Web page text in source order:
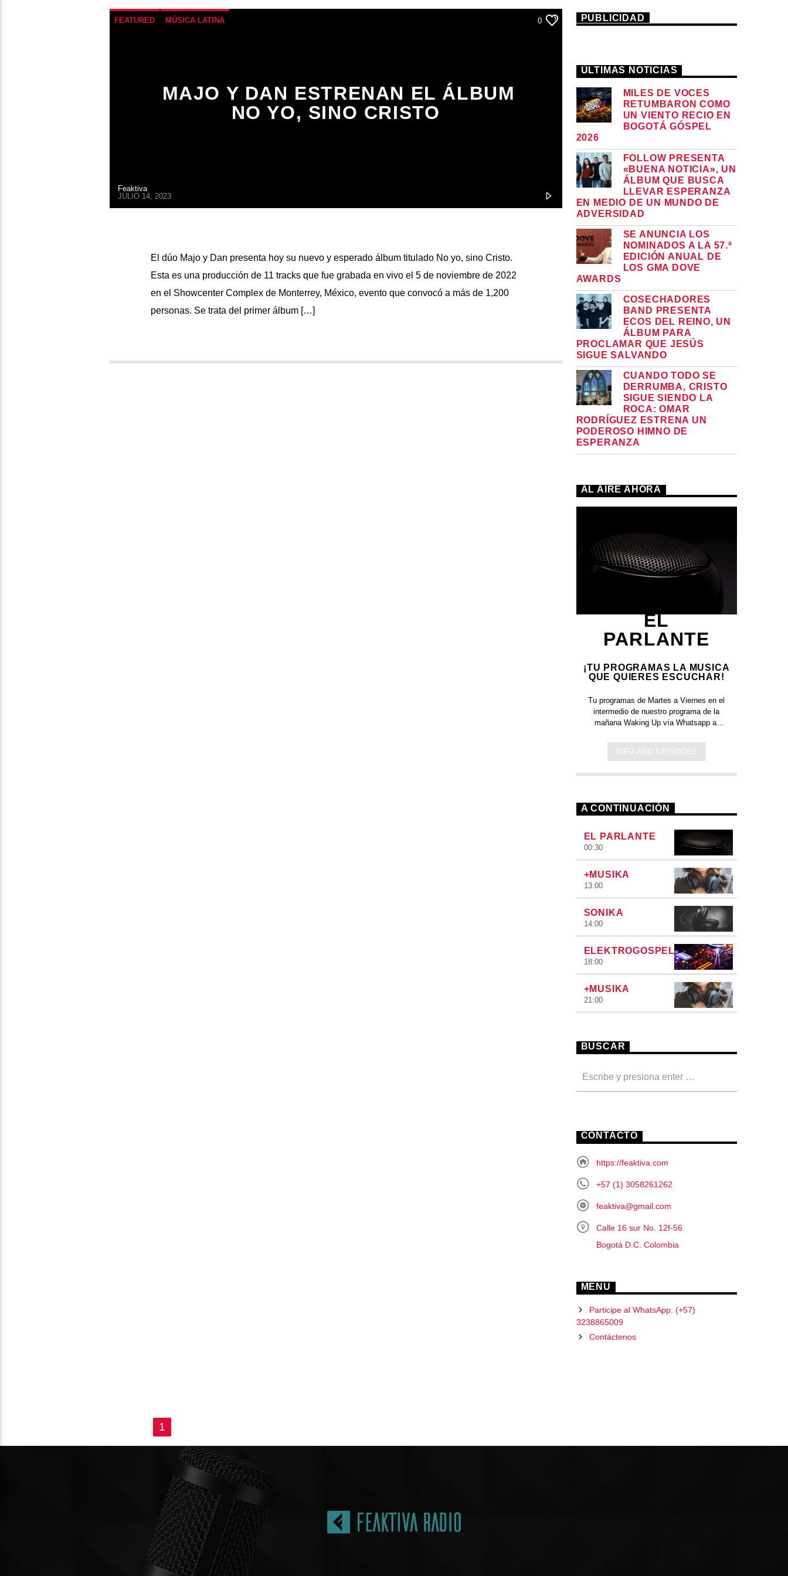
FEATURED MÚSICA LATINA 0
MAJO Y DAN ESTRENAN EL ÁLBUM
NO YO, SINO CRISTO
Feaktiva
JULIO 14, 2023
El dúo Majo y Dan presenta hoy su nuevo y esperado álbum titulado No yo, sino Cristo.
Esta es una producción de 11 tracks que fue grabada en vivo el 5 de noviembre de 2022
en el Showcenter Complex de Monterrey, México, evento que convocó a más de 1,200
personas. Se trata del primer álbum […]
PUBLICIDAD
ÚLTIMAS NOTICIAS
MILES DE VOCES
RETUMBARON COMO
UN VIENTO RECIO EN
BOGOTÁ GÓSPEL
2026
FOLLOW PRESENTA
«BUENA NOTICIA», UN
ÁLBUM QUE BUSCA
LLEVAR ESPERANZA
EN MEDIO DE UN MUNDO DE
ADVERSIDAD
SE ANUNCIA LOS
NOMINADOS A LA 57.ª
EDICIÓN ANUAL DE
LOS GMA DOVE
AWARDS
COSECHADORES
BAND PRESENTA
ECOS DEL REINO, UN
ÁLBUM PARA
PROCLAMAR QUE JESÚS
SIGUE SALVANDO
CUANDO TODO SE
DERRUMBA, CRISTO
SIGUE SIENDO LA
ROCA: OMAR
RODRÍGUEZ ESTRENA UN
PODEROSO HIMNO DE
ESPERANZA
AL AIRE AHORA
EL
PARLANTE
¡TU PROGRAMAS LA MUSICA
QUE QUIERES ESCUCHAR!
Tu programas de Martes a Viernes en el
intermedio de nuestro programa de la
mañana Waking Up vía Whatsapp al
INFO AND EPISODES
A CONTINUACIÓN
EL PARLANTE
00:30
+MUSIKA
13:00
SONIKA
14:00
ELEKTROGOSPEL
18:00
+MUSIKA
21:00
BUSCAR
CONTACTO
https://feaktiva.com
+57 (1) 3058261262
feaktiva@gmail.com
Calle 16 sur No. 12f-56
Bogotá D.C. Colombia
MENU
Participe al WhatsApp: (+57)
3238865009
Contáctenos
1